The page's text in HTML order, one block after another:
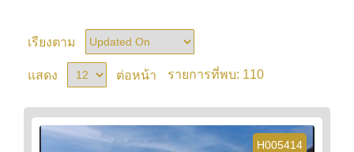
เรียงตาม
แสดง ต่อหน้า รายการที่พบ: 110
H005414